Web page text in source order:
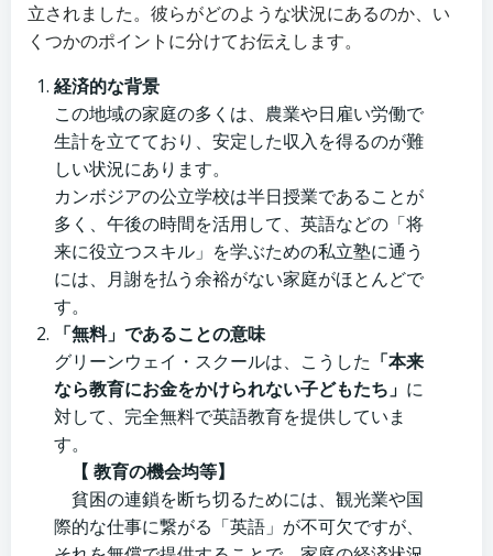
立されました。彼らがどのような状況にあるのか、い
くつかのポイントに分けてお伝えします。
経済的な背景
この地域の家庭の多くは、農業や日雇い労働で
生計を立てており、安定した収入を得るのが難
しい状況にあります。
カンボジアの公立学校は半日授業であることが
多く、午後の時間を活用して、英語などの「将
来に役立つスキル」を学ぶための私立塾に通う
には、月謝を払う余裕がない家庭がほとんどで
す。
「無料」であることの意味
グリーンウェイ・スクールは、こうした 「本来
なら教育にお金をかけられない子どもたち」 に
対して、完全無料で英語教育を提供していま
す。
【 教育の機会均等】
貧困の連鎖を断ち切るためには、観光業や国
際的な仕事に繋がる「英語」が不可欠ですが、